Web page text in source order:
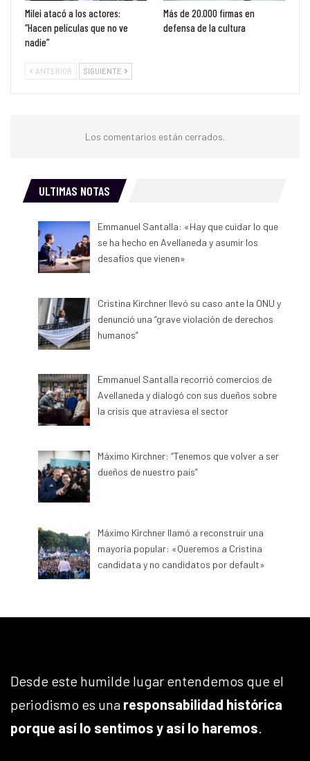
Milei atacó a los actores:
“Hacen películas que no ve
nadie”
Más de 20.000 firmas en
defensa de la cultura
ANTERIOR SIGUIENTE
Los comentarios están cerrados.
ULTIMAS NOTAS
Emmanuel Santalla: «Hay que cuidar lo que
se ha hecho en Avellaneda y asumir los
desafíos que vienen»
Cristina Kirchner llevó su caso ante la ONU y
denunció una “grave violación de derechos
humanos”
Emmanuel Santalla recorrió comercios de
Avellaneda y dialogó con sus dueños sobre
la crisis que atraviesa el sector
Máximo Kirchner: “Tenemos que volver a ser
dueños de nuestro país”
Máximo Kirchner llamó a reconstruir una
mayoría popular: «Queremos a Cristina
candidata y no candidatos por default»
Desde este humilde lugar entendemos que el
periodismo es una responsabilidad histórica
porque así lo sentimos y así lo haremos.